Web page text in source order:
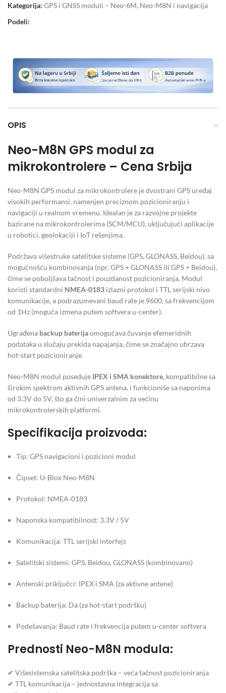
Kategorija: GPS i GNSS moduli – Neo-6M, Neo-M8N i navigacija
Podeli:
OPIS
Neo-M8N GPS modul za
mikrokontrolere – Cena Srbija
Neo-M8N GPS modul za mikrokontrolere je dvostrani GPS uređaj
visokih performansi, namenjen preciznom pozicioniranju i
navigaciji u realnom vremenu. Idealan je za razvojne projekte
bazirane na mikrokontrolerima (SCM/MCU), uključujući aplikacije
u robotici, geolokaciji i IoT rešenjima.
Podržava višestruke satelitske sisteme (GPS, GLONASS, Beidou), sa
mogućnošću kombinovanja (npr. GPS + GLONASS ili GPS + Beidou),
čime se poboljšava tačnost i pouzdanost pozicioniranja. Modul
koristi standardni NMEA-0183 izlazni protokol i TTL serijski nivo
komunikacije, a podrazumevani baud rate je 9600, sa frekvencijom
od 1Hz (moguća izmena putem softvera u-center).
Ugrađena backup baterijaomogućava čuvanje efemeridnih
podataka u slučaju prekida napajanja, čime se značajno ubrzava
hot-start pozicioniranje.
Neo-M8N modul poseduje IPEX i SMA konektore, kompatibilne sa
širokim spektrom aktivnih GPS antena, i funkcioniše sa naponima
od 3.3V do 5V, što ga čini univerzalnim za većinu
mikrokontrolerskih platformi.
Specifikacija proizvoda:
Tip: GPS navigacioni i pozicioni modul
Čipset: U-Blox Neo-M8N
Protokol: NMEA-0183
Naponska kompatibilnost: 3.3V / 5V
Komunikacija: TTL serijski interfejs
Satelitski sistemi: GPS, Beidou, GLONASS (kombinovano)
Antenski priključci: IPEX i SMA (za aktivne antene)
Backup baterija: Da (za hot-start podršku)
Podešavanja: Baud rate i frekvencija putem u-center softvera
Prednosti Neo-M8N modula:
✔ Višesistemska satelitska podrška – veća tačnost pozicioniranja
✔ TTL komunikacija – jednostavna integracija sa